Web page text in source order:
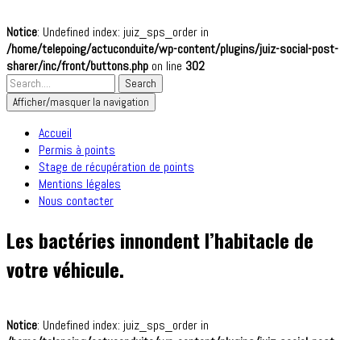
Notice: Undefined index: juiz_sps_order in
/home/telepoing/actuconduite/wp-content/plugins/juiz-social-post-
sharer/inc/front/buttons.php on line 302
Afficher/masquer la navigation
Accueil
Permis à points
Stage de récupération de points
Mentions légales
Nous contacter
Les bactéries innondent l’habitacle de
votre véhicule.
Notice: Undefined index: juiz_sps_order in